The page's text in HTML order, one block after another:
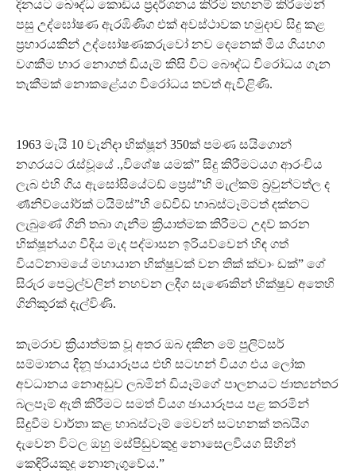
දිනයට බෞද්ධ කොඩිය ප්‍රදර්ශනය කිරීම තහනම් කිරීමෙන්
පසු උද්ඝෝෂණ ඇරඹිණිග එක් අවස්ථාවක හමුදාව සිදු කළ
ප්‍රහාරයකින් උද්ඝෝෂණකරුවෝ නව දෙනෙක් මිය ගියහග
වගකීම භාර නොගත් ඩියැම් කිසි විට බෞද්ධ විරෝධය ගැන
තැකීමක් නොකළේයග විරෝධය තවත් ඇවිළිණි.
1963 මැයි 10 වැනිදා භික්ෂූන් 350ක් පමණ සයිගොන්
නගරයට රැස්වූයේ .,විශේෂ යමක්” සිදු කිරීමටයග ආරංචිය
ලැබ එහි ගිය ඇසෝසියේටඩ් ප්‍රෙස්”හි මැල්කම් බ්‍රවුන්ටත්ල ද
ර්‍ණනිව්යෝර්ක් ටයිම්ස්”හි ඩේවිඩ් හාබස්ටෑම්ටත් දක්නට
ලැබුණේ ගිනි තබා ගැනීම ක්‍රියාත්මක කිරීමට උදව් කරන
භික්ෂූන්යග වීදිය මැද පද්මාසන ඉරියව්වෙන් හිඳ ගත්
වියට්නාමයේ මහායාන භික්ෂුවක් වන තික් ක්වාං ඩක්” ගේ
සිරුර පෙට්‍රල්වලින් නහවන ලදීග සැණෙකින් භික්ෂුව අතෙහි
ගිනිකූරක් දැල්විණි.
කැමරාව ක්‍රියාත්මක වූ අතර ඔබ දකින මේ පුලිට්සර්
සම්මානය දිනූ ඡායාරූපය එහි සටහන් වියග එය ලෝක
අවධානය නොඅඩුව ලබමින් ඩියෑම්ගේ පාලනයට ජාත්‍යන්තර
බලපෑම් ඇති කිරීමට සමත් වියග ඡායාරූපය පළ කරමින්
සිදුවීම වාර්තා කළ හාබස්ටෑම් මෙවන් සටහනක් තබයිග
දැවෙන විටල ඔහු මස්පිඬුවකුදු නොසෙලවීයග සිහින්
කෙඳිරියකුදු නොනැගුවේය.”